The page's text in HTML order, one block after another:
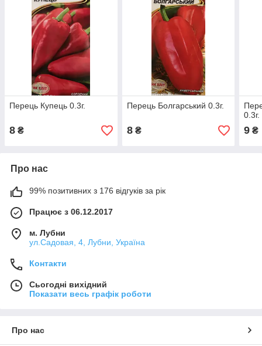
Перець Купець 0.3г.
8 ₴
Перець Болгарський 0.3г.
8₴
0.3г.
9 ₴
Про нас
99% позитивних з 176 відгуків за рік
Працює з 06.12.2017
м. Лубни
ул.Садовая, 4, Лубни, Україна
Контакти
Сьогодні вихідний
Показати весь графік роботи
Про нас